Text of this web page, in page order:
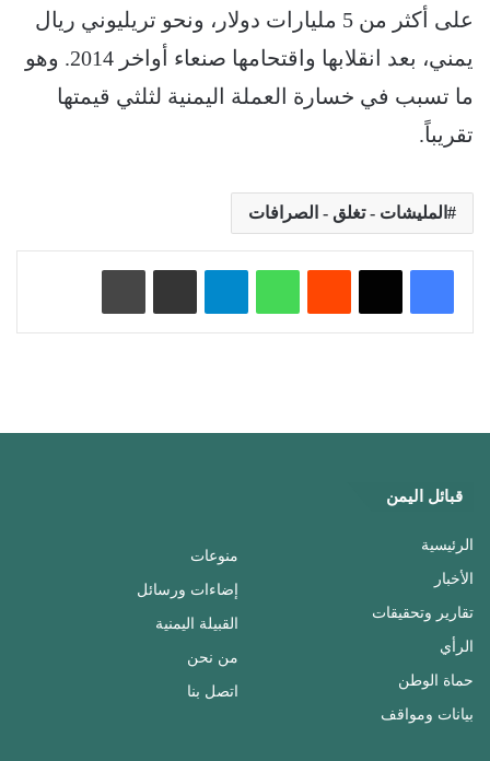
على أكثر من 5 مليارات دولار، ونحو تريليوني ريال
يمني، بعد انقلابها واقتحامها صنعاء أواخر 2014. وهو
ما تسبب في خسارة العملة اليمنية لثلثي قيمتها
تقريباً.
المليشات - تغلق - الصرافات
واتساب تيلقرام
قبائل اليمن
الرئيسية
الأخبار
تقارير وتحقيقات
الرأي
حماة الوطن
بيانات ومواقف
منوعات
إضاءات ورسائل
القبيلة اليمنية
من نحن
اتصل بنا